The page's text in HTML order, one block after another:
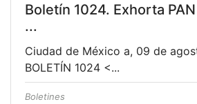
Boletín 1024. Exhorta
...
Ciudad de México a, 09 de
BOLETÍN 1024 <...
Boletines